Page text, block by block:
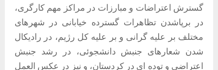
گسترش اعتراضات و مبارزات در مراکز مهم کارگری،
در برپاشدن تظاهرات گسترده خیابانی در شهرهای
مختلف بر علیه گرانی و بر علیه کل رژیم، در رادیکال
شدن شعارهای جنبش دانشجوئی، در رشد جنبش
اعتراضی و توده ای در کردستان، و نیز در عکس العمل